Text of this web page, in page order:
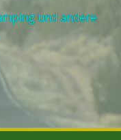
und andere